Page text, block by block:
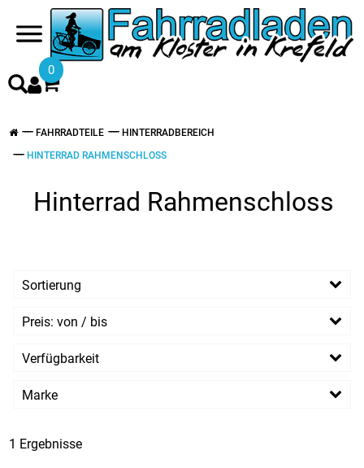
0
FAHRRADTEILE
HINTERRADBEREICH
HINTERRAD RAHMENSCHLOSS
Hinterrad Rahmenschloss
Sortierung
Preis: von / bis
EUR
Verfügbarkeit
Marke
1 Ergebnisse